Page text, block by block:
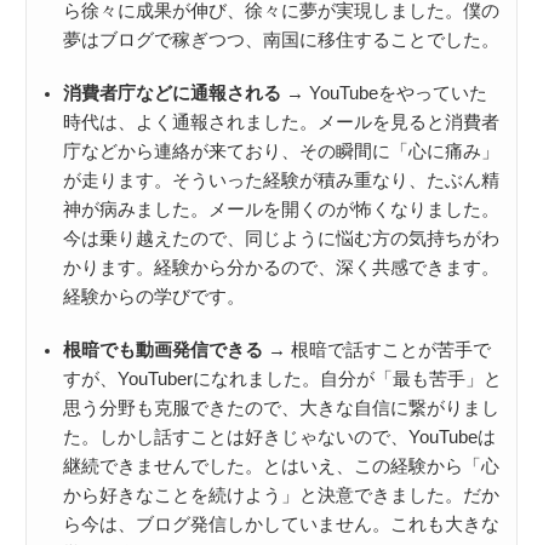
ら徐々に成果が伸び、徐々に夢が実現しました。僕の
夢はブログで稼ぎつつ、南国に移住することでした。
消費者庁などに通報される → YouTubeをやっていた
時代は、よく通報されました。メールを見ると消費者
庁などから連絡が来ており、その瞬間に「心に痛み」
が走ります。そういった経験が積み重なり、たぶん精
神が病みました。メールを開くのが怖くなりました。
今は乗り越えたので、同じように悩む方の気持ちがわ
かります。経験から分かるので、深く共感できます。
経験からの学びです。
根暗でも動画発信できる → 根暗で話すことが苦手で
すが、YouTuberになれました。自分が「最も苦手」と
思う分野も克服できたので、大きな自信に繋がりまし
た。しかし話すことは好きじゃないので、YouTubeは
継続できませんでした。とはいえ、この経験から「心
から好きなことを続けよう」と決意できました。だか
ら今は、ブログ発信しかしていません。これも大きな